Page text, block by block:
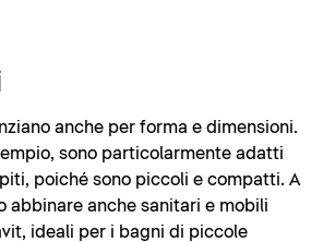
anche per forma e dimensioni.
sono particolarmente adatti
poiché sono piccoli e compatti. A
abbinare anche sanitari e mobili
ideali per i bagni di piccole